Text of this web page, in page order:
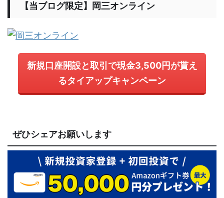
【当ブログ限定】岡三オンライン
新規口座開設と取引で現金3,500円が貰え
るタイアップキャンペーン
ぜひシェアお願いします